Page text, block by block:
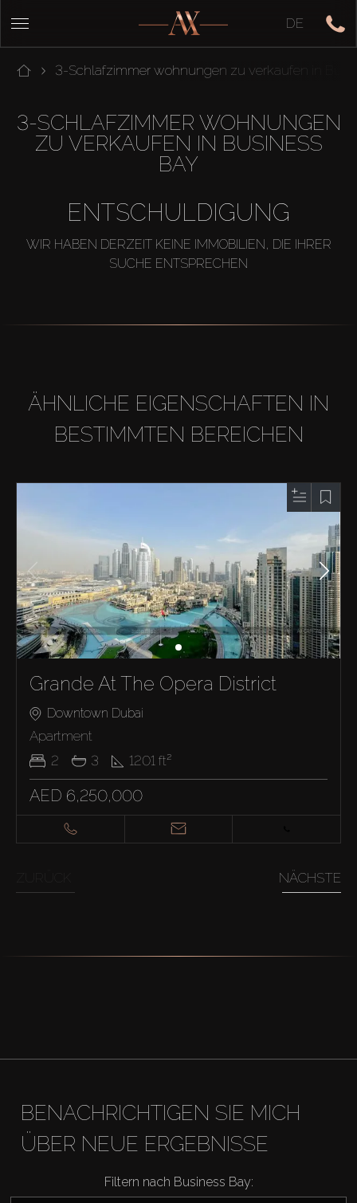
DE
3-Schlafzimmer wohnungen zu verkaufen in
3-SCHLAFZIMMER WOHNUNGEN
ZU VERKAUFEN IN BUSINESS
BAY
ENTSCHULDIGUNG
WIR HABEN DERZEIT KEINE IMMOBILIEN, DIE IHRER
SUCHE ENTSPRECHEN
ÄHNLICHE EIGENSCHAFTEN IN
BESTIMMTEN BEREICHEN
Grande At The Opera District
Downtown Dubai
Apartment
2
3 1201 ft²
AED 6,250,000
NÄCHSTE
BENACHRICHTIGEN SIE MICH
ÜBER NEUE ERGEBNISSE
Filtern nach Business Bay: